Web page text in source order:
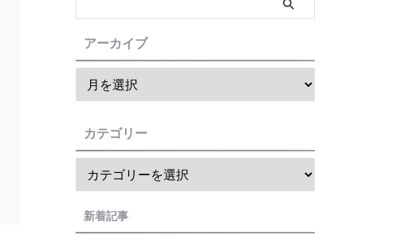
アーカイブ
カテゴリー
新着記事